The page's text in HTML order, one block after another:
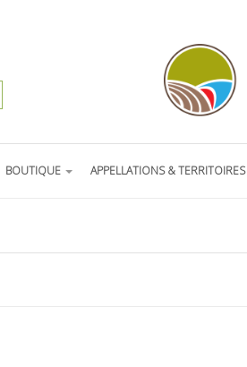
BOUTIQUE APPELLATIONS & TERRITOIRES